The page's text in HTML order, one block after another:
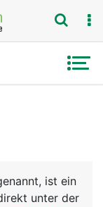
ist ein
unter der